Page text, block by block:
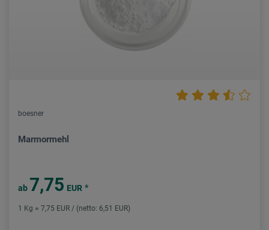
boesner
Marmormehl
ab 7,75 EUR *
1 Kg = 7,75 EUR / (netto: 6,51 EUR)